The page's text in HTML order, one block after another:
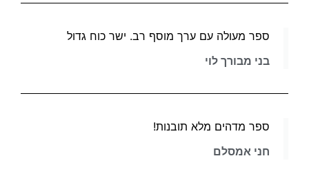
ספר מעולה עם ערך מוסף רב. ישר כוח גדול
בני מבורך לוי
ספר מדהים מלא תובנות!
חני אמסלם